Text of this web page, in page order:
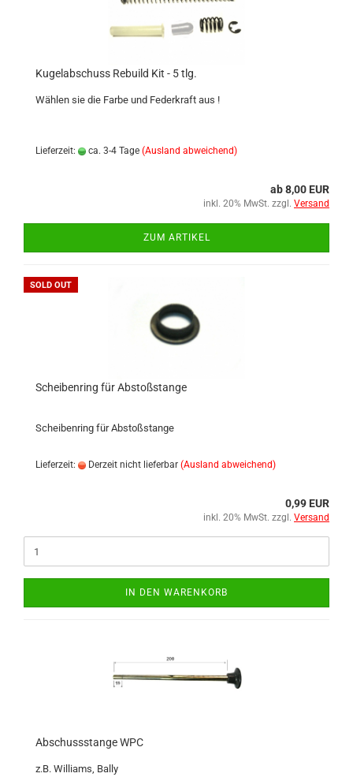
Kugelabschuss Rebuild Kit - 5 tlg.
Wählen sie die Farbe und Federkraft aus !
Lieferzeit: ca. 3-4 Tage (Ausland abweichend)
ab 8,00 EUR
inkl. 20% MwSt. zzgl. Versand
ZUM ARTIKEL
SOLD OUT
Scheibenring für Abstoßstange
Scheibenring für Abstoßstange
Lieferzeit: Derzeit nicht lieferbar (Ausland abweichend)
0,99 EUR
inkl. 20% MwSt. zzgl. Versand
IN DEN WARENKORB
Abschussstange WPC
z.B. Williams, Bally